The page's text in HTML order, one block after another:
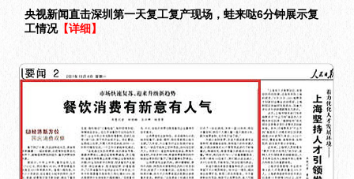
央视新闻直击深圳第一天复工复产现场，蛙来哒6分钟展示复
工情况【详细】